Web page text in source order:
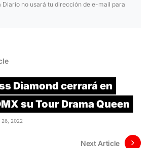
no usará tu dirección de e-mail para
Diamond cerrará en
su Tour Drama Queen
26, 2022
Next Article